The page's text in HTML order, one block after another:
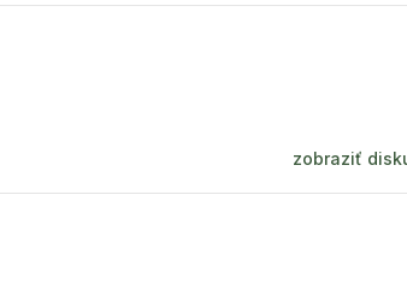
zobraziť